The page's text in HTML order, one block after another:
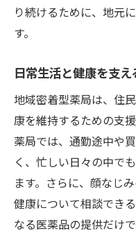
地域密着型薬
秘密
地域特有の医
医療情報共有
地域コミュ
患者のニーズ
医療サービ
地元医療機関
り続けるために、地元
す。
日常生活と健康を支
地域密着型薬局は、住
康を維持するための支
薬局では、通勤途中や
く、忙しい日々の中で
ます。さらに、顔なじ
健康について相談でき
なる医薬品の提供だけ